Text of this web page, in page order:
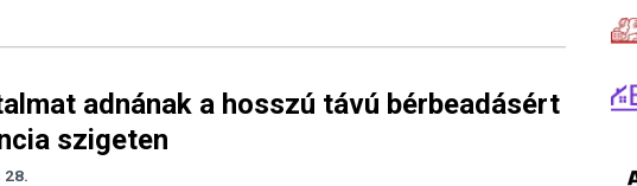
adnának a hosszú távú bérbeadásért
szigeten
28.